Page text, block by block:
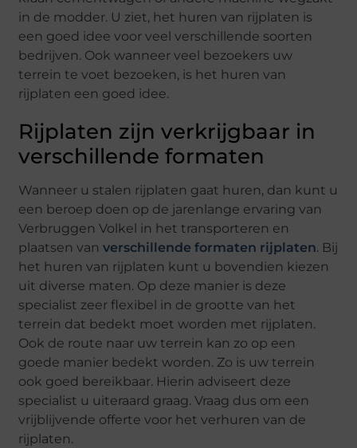
in de modder. U ziet, het huren van rijplaten is
een goed idee voor veel verschillende soorten
bedrijven. Ook wanneer veel bezoekers uw
terrein te voet bezoeken, is het huren van
rijplaten een goed idee.
Rijplaten zijn verkrijgbaar in
verschillende formaten
Wanneer u stalen rijplaten gaat huren, dan kunt u
een beroep doen op de jarenlange ervaring van
Verbruggen Volkel in het transporteren en
plaatsen vanverschillende formaten rijplaten. Bij
het huren van rijplaten kunt u bovendien kiezen
uit diverse maten. Op deze manier is deze
specialist zeer flexibel in de grootte van het
terrein dat bedekt moet worden met rijplaten.
Ook de route naar uw terrein kan zo op een
goede manier bedekt worden. Zo is uw terrein
ook goed bereikbaar. Hierin adviseert deze
specialist u uiteraard graag. Vraag dus om een
vrijblijvende offerte voor het verhuren van de
rijplaten.